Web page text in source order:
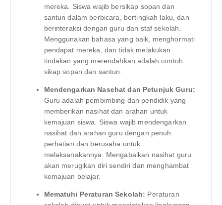
mereka. Siswa wajib bersikap sopan dan
santun dalam berbicara, bertingkah laku, dan
berinteraksi dengan guru dan staf sekolah.
Menggunakan bahasa yang baik, menghormati
pendapat mereka, dan tidak melakukan
tindakan yang merendahkan adalah contoh
sikap sopan dan santun.
Mendengarkan Nasehat dan Petunjuk Guru:
Guru adalah pembimbing dan pendidik yang
memberikan nasihat dan arahan untuk
kemajuan siswa. Siswa wajib mendengarkan
nasihat dan arahan guru dengan penuh
perhatian dan berusaha untuk
melaksanakannya. Mengabaikan nasihat guru
akan merugikan diri sendiri dan menghambat
kemajuan belajar.
Mematuhi Peraturan Sekolah: Peraturan